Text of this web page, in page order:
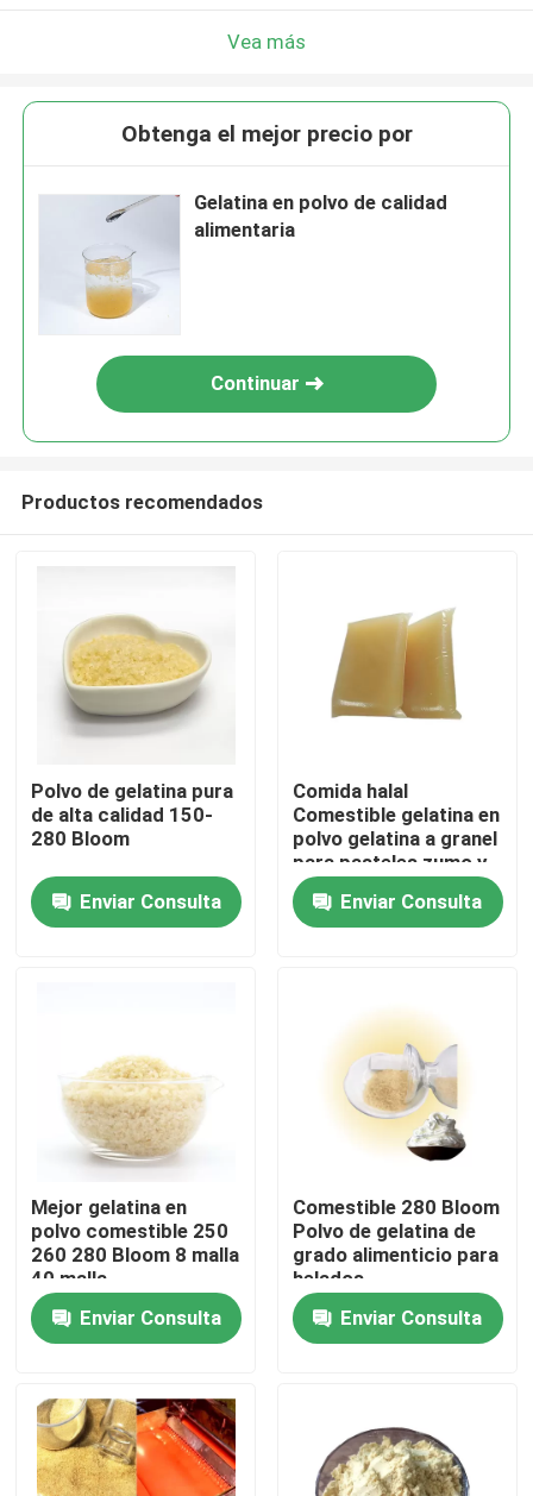
Inicio
Sobre nosotros
Polvo de la gelatina de la categoría alimenticia
Polvo puro de la gelatina
Gelatina Halal de la carne de vaca
Polvo industrial de la gelatina
Gelatina técnica
Vea más
Obtenga el mejor precio por
Gelatina en polvo de calidad
alimentaria
Continuar
Productos recomendados
Polvo de gelatina pura
de alta calidad 150-
280 Bloom
Enviar Consulta
Comida halal
Comestible gelatina en
polvo gelatina a granel
para pasteles zumo y
postres
Enviar Consulta
Mejor gelatina en
polvo comestible 250
260 280 Bloom 8 malla
40 malla
Enviar Consulta
Comestible 280 Bloom
Polvo de gelatina de
grado alimenticio para
helados
Enviar Consulta